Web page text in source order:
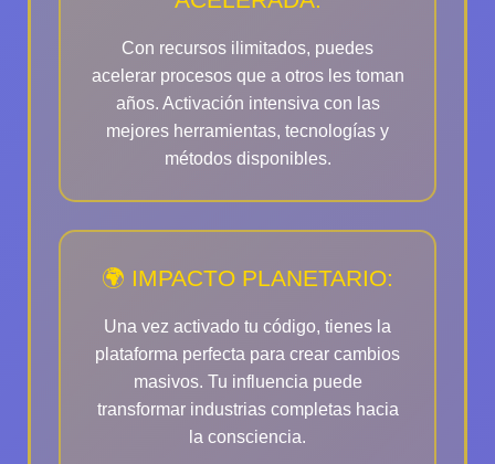
Con recursos ilimitados, puedes
acelerar procesos que a otros les toman
años. Activación intensiva con las
mejores herramientas, tecnologías y
métodos disponibles.
🌍 IMPACTO PLANETARIO:
Una vez activado tu código, tienes la
plataforma perfecta para crear cambios
masivos. Tu influencia puede
transformar industrias completas hacia
la consciencia.